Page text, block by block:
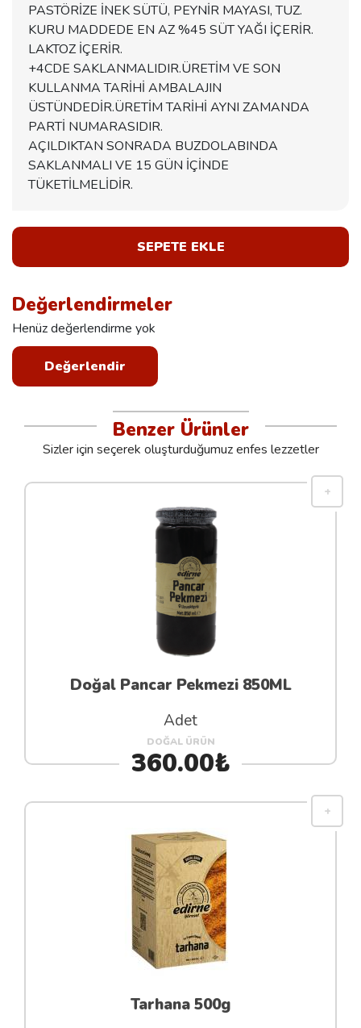
PASTÖRİZE İNEK SÜTÜ, PEYNİR MAYASI, TUZ.
KURU MADDEDE EN AZ %45 SÜT YAĞI İÇERİR.
LAKTOZ İÇERİR.
+4CDE SAKLANMALIDIR.ÜRETİM VE SON
KULLANMA TARİHİ AMBALAJIN
ÜSTÜNDEDİR.ÜRETİM TARİHİ AYNI ZAMANDA
PARTİ NUMARASIDIR.
AÇILDIKTAN SONRADA BUZDOLABINDA
SAKLANMALI VE 15 GÜN İÇİNDE
TÜKETİLMELİDİR.
SEPETE EKLE
Değerlendirmeler
Henüz değerlendirme yok
Değerlendir
Benzer Ürünler
Sizler için seçerek oluşturduğumuz enfes lezzetler
Doğal Pancar Pekmezi 850ML
Adet
DOĞAL ÜRÜN
360.00₺
Tarhana 500g